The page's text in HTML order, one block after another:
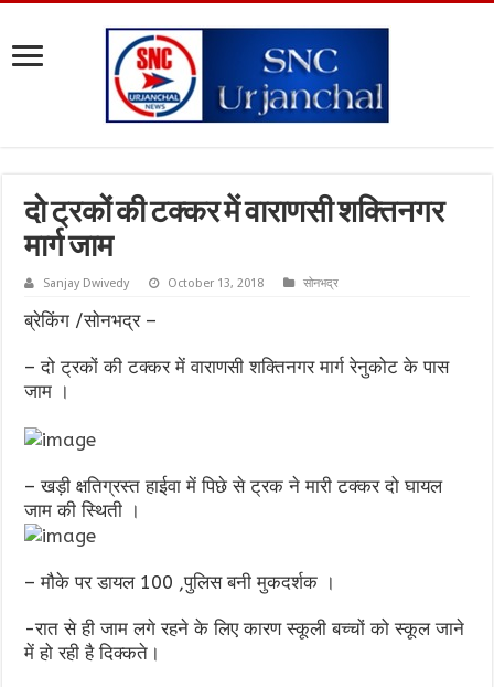
दो ट्रकों की टक्कर में वाराणसी शक्तिनगर
मार्ग जाम
Sanjay Dwivedy October 13, 2018 सोनभद्र
ब्रेकिंग /सोनभद्र –
– दो ट्रकों की टक्कर में वाराणसी शक्तिनगर मार्ग रेनुकोट के पास
जाम ।
– खड़ी क्षतिग्रस्त हाईवा में पिछे से ट्रक ने मारी टक्कर दो घायल
जाम की स्थिती ।
– मौके पर डायल 100 ,पुलिस बनी मुकदर्शक ।
-रात से ही जाम लगे रहने के लिए कारण स्कूली बच्चों को स्कूल जाने
में हो रही है दिक्कते।